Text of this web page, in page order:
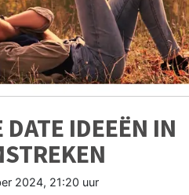
IDEEËN IN
2024, 21:20 uur